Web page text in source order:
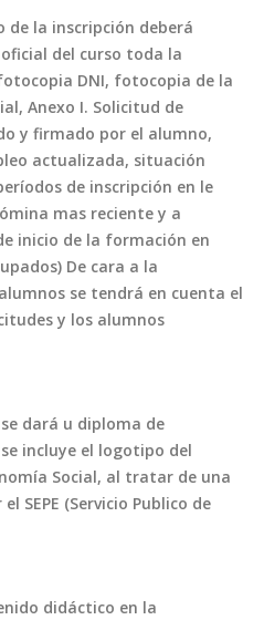
de la inscripción deberá
del curso toda la
DNI, fotocopia de la
Anexo I. Solicitud de
y firmado por el alumno,
actualizada, situación
de inscripción en le
mas reciente y a
inicio de la formación en
De cara a la
se tendrá en cuenta el
y los alumnos
dará u diploma de
incluye el logotipo del
Social, al tratar de una
SEPE (Servicio Publico de
didáctico en la